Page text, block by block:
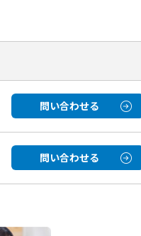
問い合わせる
問い合わせる